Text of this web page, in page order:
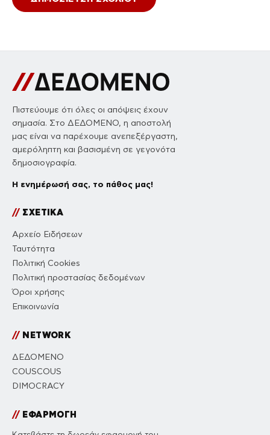
Πιστεύουμε ότι όλες οι απόψεις έχουν
σημασία. Στο ΔΕΔΟΜΕΝΟ, η αποστολή
μας είναι να παρέχουμε ανεπεξέργαστη,
αμερόληπτη και βασισμένη σε γεγονότα
δημοσιογραφία.
Η ενημέρωσή σας, το πάθος μας!
//ΣΧΕΤΙΚΑ
Αρχείο Ειδήσεων
Ταυτότητα
Πολιτική Cookies
Πολιτική προστασίας δεδομένων
Όροι χρήσης
Επικοινωνία
//NETWORK
ΔΕΔΟΜΕΝΟ
COUSCOUS
DIMOCRACY
//ΕΦΑΡΜΟΓΗ